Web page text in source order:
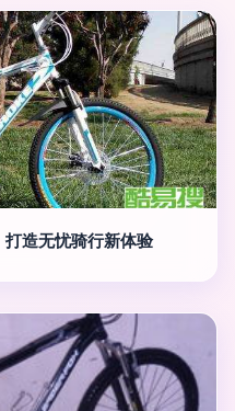
打造无忧骑行新体验